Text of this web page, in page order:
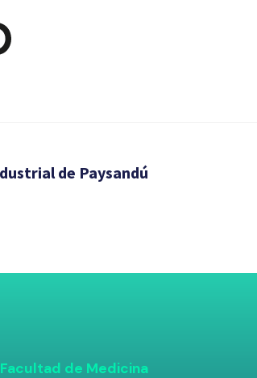
de Paysandú
Facultad de Medicina